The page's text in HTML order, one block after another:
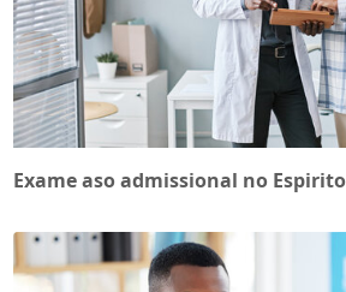
Exame aso admissional no